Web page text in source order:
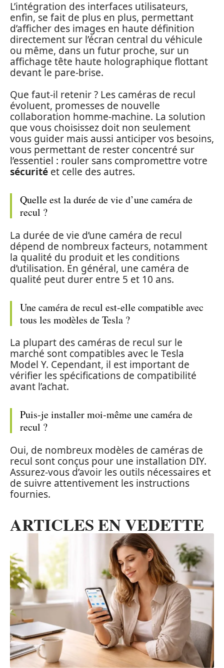
L’intégration des interfaces utilisateurs,
enfin, se fait de plus en plus, permettant
d’afficher des images en haute définition
directement sur l’écran central du véhicule
ou même, dans un futur proche, sur un
affichage tête haute holographique flottant
devant le pare-brise.
Que faut-il retenir ? Les caméras de recul
évoluent, promesses de nouvelle
collaboration homme-machine. La solution
que vous choisissez doit non seulement
vous guider mais aussi anticiper vos besoins,
vous permettant de rester concentré sur
l’essentiel : rouler sans compromettre votre
sécurité et celle des autres.
Quelle est la durée de vie d’une caméra de
recul ?
La durée de vie d’une caméra de recul
dépend de nombreux facteurs, notamment
la qualité du produit et les conditions
d’utilisation. En général, une caméra de
qualité peut durer entre 5 et 10 ans.
Une caméra de recul est-elle compatible avec
tous les modèles de Tesla ?
La plupart des caméras de recul sur le
marché sont compatibles avec le Tesla
Model Y. Cependant, il est important de
vérifier les spécifications de compatibilité
avant l’achat.
Puis-je installer moi-même une caméra de
recul ?
Oui, de nombreux modèles de caméras de
recul sont conçus pour une installation DIY.
Assurez-vous d’avoir les outils nécessaires et
de suivre attentivement les instructions
fournies.
ARTICLES EN VEDETTE